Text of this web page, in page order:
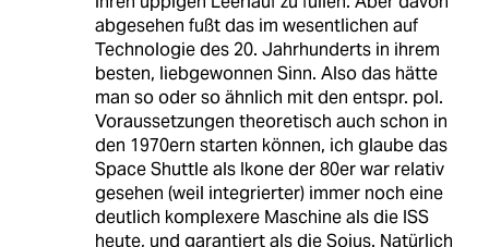
abgesehen fußt das im wesentlichen auf
Technologie des 20. Jahrhunderts in ihrem
besten, liebgewonnen Sinn. Also das hätte
man so oder so ähnlich mit den entspr. pol.
Voraussetzungen theoretisch auch schon in
den 1970ern starten können, ich glaube das
Space Shuttle als Ikone der 80er war relativ
gesehen (weil integrierter) immer noch eine
deutlich komplexere Maschine als die ISS
heute, und garantiert als die Sojus. Natürlich